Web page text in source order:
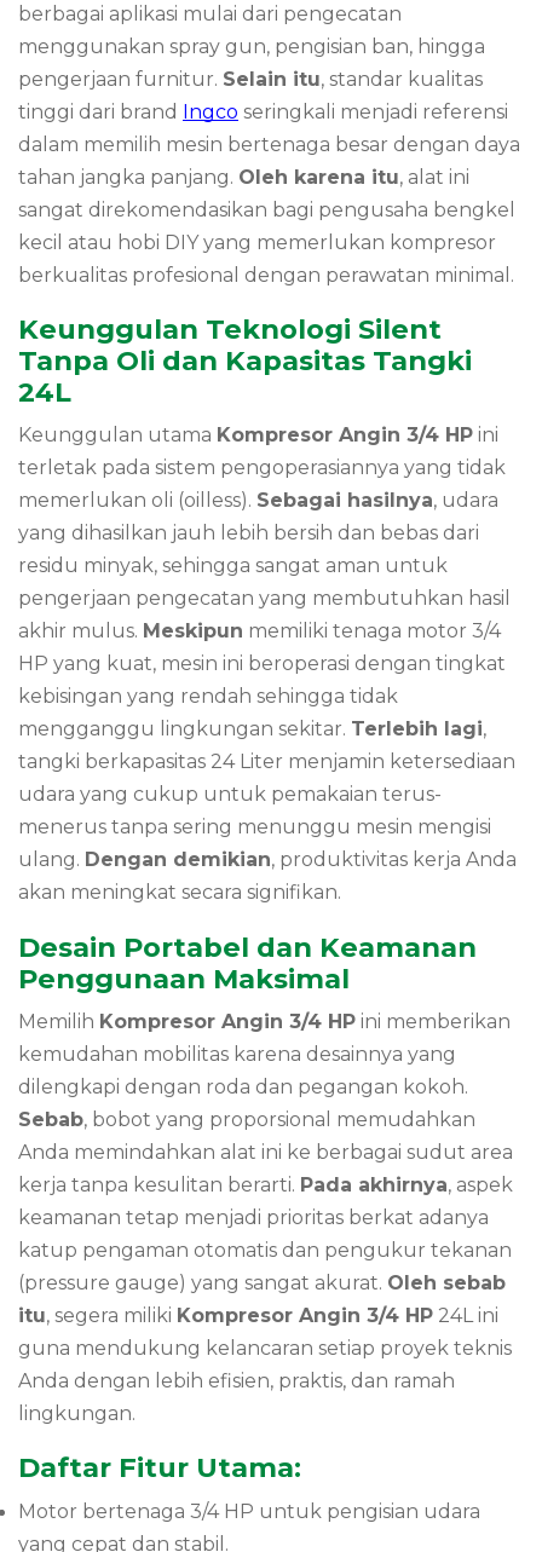
berbagai aplikasi mulai dari pengecatan
menggunakan spray gun, pengisian ban, hingga
pengerjaan furnitur. Selain itu, standar kualitas
tinggi dari brand Ingco seringkali menjadi referensi
dalam memilih mesin bertenaga besar dengan daya
tahan jangka panjang. Oleh karena itu, alat ini
sangat direkomendasikan bagi pengusaha bengkel
kecil atau hobi DIY yang memerlukan kompresor
berkualitas profesional dengan perawatan minimal.
Keunggulan Teknologi Silent
Tanpa Oli dan Kapasitas Tangki
24L
Keunggulan utama Kompresor Angin 3/4 HP ini
terletak pada sistem pengoperasiannya yang tidak
memerlukan oli (oilless). Sebagai hasilnya, udara
yang dihasilkan jauh lebih bersih dan bebas dari
residu minyak, sehingga sangat aman untuk
pengerjaan pengecatan yang membutuhkan hasil
akhir mulus. Meskipun memiliki tenaga motor 3/4
HP yang kuat, mesin ini beroperasi dengan tingkat
kebisingan yang rendah sehingga tidak
mengganggu lingkungan sekitar. Terlebih lagi,
tangki berkapasitas 24 Liter menjamin ketersediaan
udara yang cukup untuk pemakaian terus-
menerus tanpa sering menunggu mesin mengisi
ulang. Dengan demikian, produktivitas kerja Anda
akan meningkat secara signifikan.
Desain Portabel dan Keamanan
Penggunaan Maksimal
Memilih Kompresor Angin 3/4 HP ini memberikan
kemudahan mobilitas karena desainnya yang
dilengkapi dengan roda dan pegangan kokoh.
Sebab, bobot yang proporsional memudahkan
Anda memindahkan alat ini ke berbagai sudut area
kerja tanpa kesulitan berarti. Pada akhirnya, aspek
keamanan tetap menjadi prioritas berkat adanya
katup pengaman otomatis dan pengukur tekanan
(pressure gauge) yang sangat akurat. Oleh sebab
itu, segera miliki Kompresor Angin 3/4 HP 24L ini
guna mendukung kelancaran setiap proyek teknis
Anda dengan lebih efisien, praktis, dan ramah
lingkungan.
Daftar Fitur Utama:
Motor bertenaga 3/4 HP untuk pengisian udara
yang cepat dan stabil.